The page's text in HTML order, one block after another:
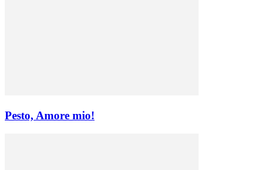
Pesto, Amore mio!